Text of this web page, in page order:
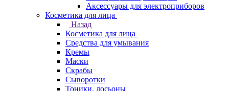
Аксессуары для электроприборов
Косметика для лица
Назад
Косметика для лица
Средства для умывания
Кремы
Маски
Скрабы
Сыворотки
Тоники, лосьоны